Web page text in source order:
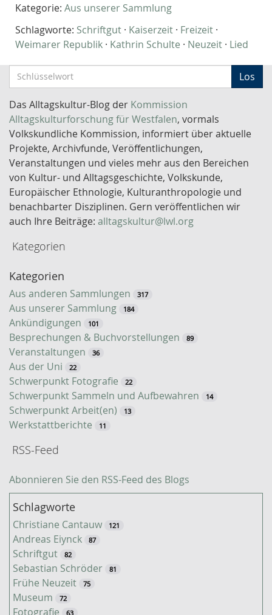
Kategorie: Aus unserer Sammlung
Schlagworte: Schriftgut · Kaiserzeit · Freizeit ·
Weimarer Republik · Kathrin Schulte · Neuzeit · Lied
c
h
l
ü
s
s
e
l
w
o
S
u
c
h
e
Los
Das Alltagskultur-Blog der Kommission
Alltagskulturforschung für Westfalen, vormals
Volkskundliche Kommission, informiert über aktuelle
Projekte, Archivfunde, Veröffentlichungen,
Veranstaltungen und vieles mehr aus den Bereichen
von Kultur- und Alltagsgeschichte, Volkskunde,
Europäischer Ethnologie, Kulturanthropologie und
benachbarter Disziplinen. Gern veröffentlichen wir
auch Ihre Beiträge: alltagskultur@lwl.org
Kategorien
Kategorien
Aus anderen Sammlungen 317
Aus unserer Sammlung 184
Ankündigungen 101
Besprechungen & Buchvorstellungen 89
Veranstaltungen 36
Aus der Uni 22
Schwerpunkt Fotografie 22
Schwerpunkt Sammeln und Aufbewahren 14
Schwerpunkt Arbeit(en) 13
Werkstattberichte 11
RSS-Feed
Abonnieren Sie den RSS-Feed des Blogs
Schlagworte
Christiane Cantauw 121
Andreas Eiynck 87
Schriftgut 82
Sebastian Schröder 81
Frühe Neuzeit 75
Museum 72
Fotografie 63